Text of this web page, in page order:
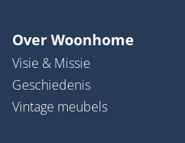
Over Woonhome
Visie & Missie
Geschiedenis
Vintage meubels